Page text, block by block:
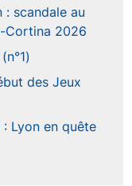
: scandale au
Cortina 2026
des Jeux
Lyon en quête